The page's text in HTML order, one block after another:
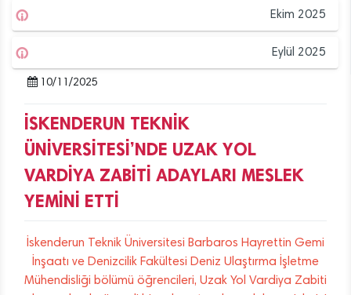
Ekim 2025
Eylül 2025
10/11/2025
İSKENDERUN TEKNİK
ÜNİVERSİTESİ’NDE UZAK YOL
VARDİYA ZABİTİ ADAYLARI MESLEK
YEMİNİ ETTİ
İskenderun Teknik Üniversitesi Barbaros Hayrettin Gemi
İnşaatı ve Denizcilik Fakültesi Deniz Ulaştırma İşletme
Mühendisliği bölümü öğrencileri, Uzak Yol Vardiya Zabiti